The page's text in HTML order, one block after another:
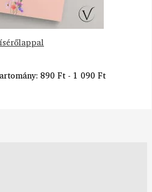
890 Ft - 1 090 Ft